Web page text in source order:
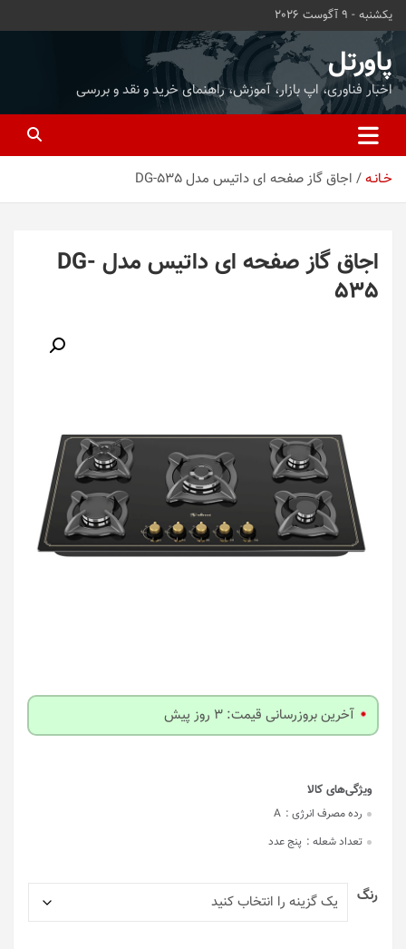
محتوا
بروید
یکشنبه - 9 آگوست 2026
پاورتل
اخبار فناوری، اپ بازار، آموزش، راهنمای خرید و نقد و بررسی
خـانـه اجاق گاز صفحه ای داتیس مدل DG-535
اجاق گاز صفحه ای داتیس مدل DG-
535
آخرین بروزرسانی قیمت: 3 روز پیش
رده مصرف انرژی : A
تعداد شعله : پنج عدد
رنگ